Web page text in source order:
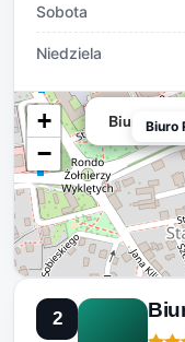
Sobota
Niedziela
Biuro
+
−
Biuro
2